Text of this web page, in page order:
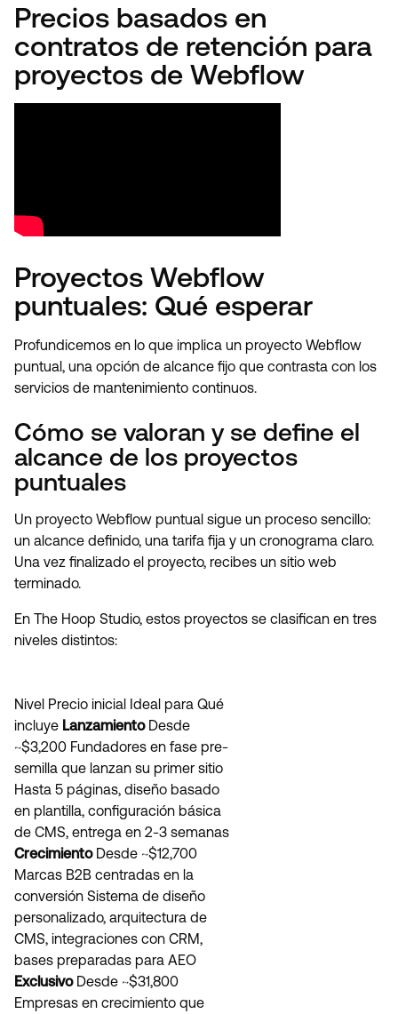
Precios basados en
contratos de retención para
proyectos de Webflow
Proyectos Webflow
puntuales: Qué esperar
Profundicemos en lo que implica un proyecto Webflow
puntual, una opción de alcance fijo que contrasta con los
servicios de mantenimiento continuos.
Cómo se valoran y se define el
alcance de los proyectos
puntuales
Un proyecto Webflow puntual sigue un proceso sencillo:
un alcance definido, una tarifa fija y un cronograma claro.
Una vez finalizado el proyecto, recibes un sitio web
terminado.
En The Hoop Studio, estos proyectos se clasifican en tres
niveles distintos:
Nivel Precio inicial Ideal para Qué
incluye LanzamientoDesde
~$3,200 Fundadores en fase pre-
semilla que lanzan su primer sitio
Hasta 5 páginas, diseño basado
en plantilla, configuración básica
de CMS, entrega en 2-3 semanas
CrecimientoDesde ~$12,700
Marcas B2B centradas en la
conversión Sistema de diseño
personalizado, arquitectura de
CMS, integraciones con CRM,
bases preparadas para AEO
ExclusivoDesde ~$31,800
Empresas en crecimiento que